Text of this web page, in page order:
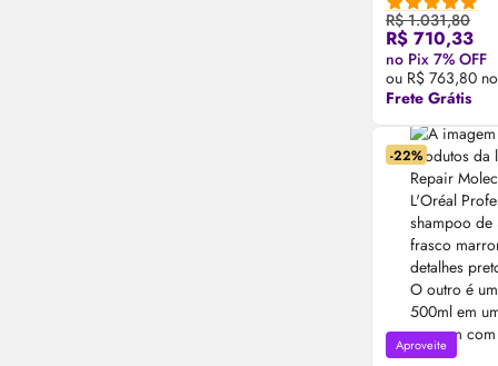
R$ 1.031,80
R$ 710,33
no Pix 7% OFF
ou R$ 763,80
Frete Grátis
-22%
Aproveite